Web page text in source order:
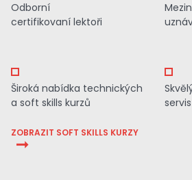
Odborní
certifikovaní lektoři
Široká nabídka technických
a soft skills kurzů
ZOBRAZIT SOFT SKILLS KURZY
servis